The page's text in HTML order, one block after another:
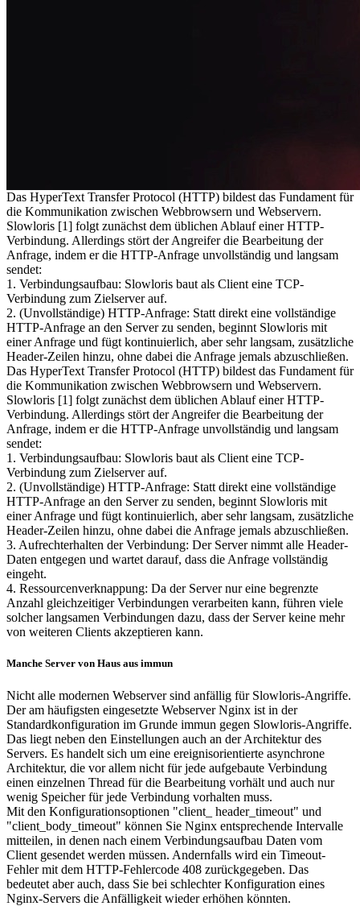
Das HyperText Transfer Protocol (HTTP) bildest das Fundament für
die Kommunikation zwischen Webbrowsern und Webservern.
Slowloris [1] folgt zunächst dem üblichen Ablauf einer HTTP-
Verbindung. Allerdings stört der Angreifer die Bearbeitung der
Anfrage, indem er die HTTP-Anfrage unvollständig und langsam
sendet:
1. Verbindungsaufbau: Slowloris baut als Client eine TCP-
Verbindung zum Zielserver auf.
2. (Unvollständige) HTTP-Anfrage: Statt direkt eine vollständige
HTTP-Anfrage an den Server zu senden, beginnt Slowloris mit
einer Anfrage und fügt kontinuierlich, aber sehr langsam, zusätzliche
Header-Zeilen hinzu, ohne dabei die Anfrage jemals abzuschließen.
Das HyperText Transfer Protocol (HTTP) bildest das Fundament für
die Kommunikation zwischen Webbrowsern und Webservern.
Slowloris [1] folgt zunächst dem üblichen Ablauf einer HTTP-
Verbindung. Allerdings stört der Angreifer die Bearbeitung der
Anfrage, indem er die HTTP-Anfrage unvollständig und langsam
sendet:
1. Verbindungsaufbau: Slowloris baut als Client eine TCP-
Verbindung zum Zielserver auf.
2. (Unvollständige) HTTP-Anfrage: Statt direkt eine vollständige
HTTP-Anfrage an den Server zu senden, beginnt Slowloris mit
einer Anfrage und fügt kontinuierlich, aber sehr langsam, zusätzliche
Header-Zeilen hinzu, ohne dabei die Anfrage jemals abzuschließen.
3. Aufrechterhalten der Verbindung: Der Server nimmt alle Header-
Daten entgegen und wartet darauf, dass die Anfrage vollständig
eingeht.
4. Ressourcenverknappung: Da der Server nur eine begrenzte
Anzahl gleichzeitiger Verbindungen verarbeiten kann, führen viele
solcher langsamen Verbindungen dazu, dass der Server keine mehr
von weiteren Clients akzeptieren kann.
Manche Server von Haus aus immun
Nicht alle modernen Webserver sind anfällig für Slowloris-Angriffe.
Der am häufigsten eingesetzte Webserver Nginx ist in der
Standardkonfiguration im Grunde immun gegen Slowloris-Angriffe.
Das liegt neben den Einstellungen auch an der Architektur des
Servers. Es handelt sich um eine ereignisorientierte asynchrone
Architektur, die vor allem nicht für jede aufgebaute Verbindung
einen einzelnen Thread für die Bearbeitung vorhält und auch nur
wenig Speicher für jede Verbindung vorhalten muss.
Mit den Konfigurationsoptionen "client_ header_timeout" und
"client_body_timeout" können Sie Nginx entsprechende Intervalle
mitteilen, in denen nach einem Verbindungsaufbau Daten vom
Client gesendet werden müssen. Andernfalls wird ein Timeout-
Fehler mit dem HTTP-Fehlercode 408 zurückgegeben. Das
bedeutet aber auch, dass Sie bei schlechter Konfiguration eines
Nginx-Servers die Anfälligkeit wieder erhöhen könnten.